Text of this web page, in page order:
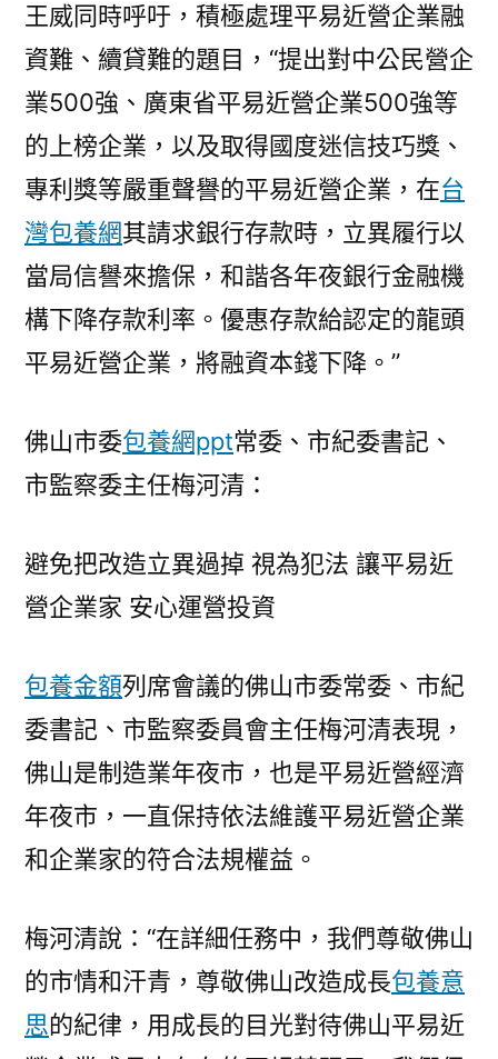
王威同時呼吁，積極處理平易近營企業融
資難、續貸難的題目，“提出對中公民營企
業500強、廣東省平易近營企業500強等
的上榜企業，以及取得國度迷信技巧獎、
專利獎等嚴重聲譽的平易近營企業，在台
灣包養網其請求銀行存款時，立異履行以
當局信譽來擔保，和諧各年夜銀行金融機
構下降存款利率。優惠存款給認定的龍頭
平易近營企業，將融資本錢下降。”
佛山市委包養網ppt常委、市紀委書記、
市監察委主任梅河清：
避免把改造立異過掉 視為犯法 讓平易近
營企業家 安心運營投資
包養金額列席會議的佛山市委常委、市紀
委書記、市監察委員會主任梅河清表現，
佛山是制造業年夜市，也是平易近營經濟
年夜市，一直保持依法維護平易近營企業
和企業家的符合法規權益。
梅河清說：“在詳細任務中，我們尊敬佛山
的市情和汗青，尊敬佛山改造成長包養意
思的紀律，用成長的目光對待佛山平易近